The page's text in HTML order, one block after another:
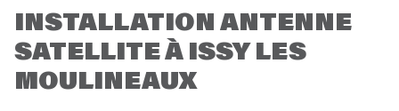
INSTALLATION ANTENNE
SATELLITE À ISSY LES
MOULINEAUX